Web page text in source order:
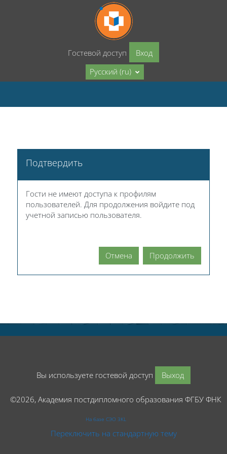
Перейти к основному содержанию
Гостевой доступ
Вход
Русский ‎(ru)‎
Подтвердить
Гости не имеют доступа к профилям
пользователей. Для продолжения войдите под
учетной записью пользователя.
Отмена Продолжить
Вы используете гостевой доступ Выход
©2026, Академия постдипломного образования ФГБУ
На базе СЭО 3KL
Переключить на стандартную тему